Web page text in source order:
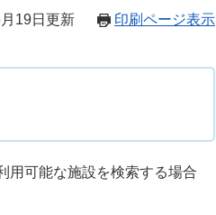
19日更新 印刷ページ表示
用可能な施設を検索する場合